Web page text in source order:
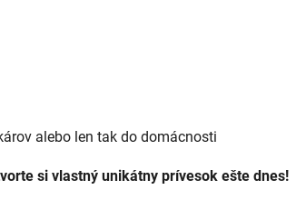
alebo len tak do domácnosti
si vlastný unikátny prívesok ešte dnes!